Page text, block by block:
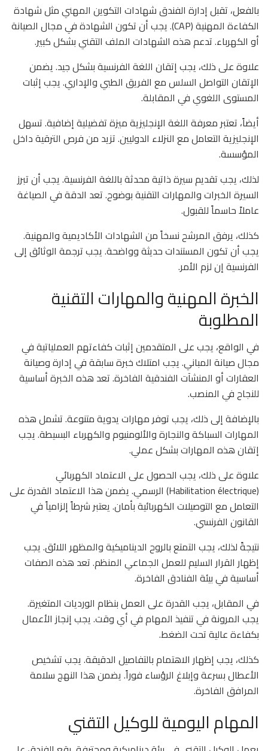
بالفعل، تقبل إدارة الفندق شهادات التكوين المهني مثل شهادة
الكفاءة المهنية (CAP). يجب أن تكون الشهادة في مجال الصيانة
أو الكهرباء. تدعم هذه الشهادات الملف التقني بشكل كبير.
علاوة على ذلك، يجب إتقان اللغة الفرنسية بشكل جيد. يضمن
الإتقان التواصل السلس مع الفريق الطبي والإداري. يجب إثبات
المستوى اللغوي في المقابلة.
أيضاً، تعتبر معرفة اللغة الإنجليزية ميزة تفضيلية إضافية. تسهل
الإنجليزية التعامل مع النزلاء الدوليين. تزيد من فرص الترقية داخل
المؤسسة.
لذلك، يجب تقديم سيرة ذاتية محدثة باللغة الفرنسية. يجب أن تبرز
السيرة الخبرات والمهارات التقنية بوضوح. تعد الدقة في الصياغة
عاملاً حاسماً للقبول.
كذلك، يرفق المرشح نسخاً من الشهادات الأكاديمية والمهنية.
يجب أن تكون المستندات حديثة وواضحة. يجب ترجمة الوثائق إلى
الفرنسية إن لزم الأمر.
الخبرة المهنية والمهارات التقنية
المطلوبة
في الواقع، يجب على المتقدمين إثبات كفاءتهم العملياتية في
مجال صيانة المباني. يجب امتلاك خبرة سابقة في إدارة وصيانة
العقارات أو المنشآت الفندقية الفاخرة. تعد هذه الخبرة أساسية
للنجاح في المنصب.
بالإضافة إلى ذلك، يجب توفر مهارات يدوية متنوعة. تشمل هذه
المهارات السباكة والنجارة والألومنيوم والكهرباء البسيطة. يجب
إتقان هذه المهارات بشكل عملي.
علاوة على ذلك، يجب الحصول على الاعتماد الكهربائي
(Habilitation électrique) الرسمي. يضمن هذا الاعتماد القدرة على
التعامل مع التوصيلات الكهربائية بأمان. يعتبر شرطاً إلزامياً في
القانون الفرنسي.
نتيجةً لذلك، يجب التمتع بالروح الديناميكية والمظهر اللائق. يجب
إظهار القرار السليم للعمل الجماعي المنظم. تعد هذه الصفات
أساسية في بيئة الفنادق الفاخرة.
في المقابل، يجب القدرة على العمل بنظام الورديات المتغيرة.
يجب المرونة في تنفيذ المهام في أي وقت. يجب إنجاز الأعمال
بكفاءة عالية تحت الضغط.
كذلك، يجب إظهار الاهتمام بالتفاصيل الدقيقة. يجب تشخيص
الأعطال بسرعة وإبلاغ الرؤساء فوراً. يضمن هذا النهج سلامة
المرافق الفاخرة.
المهام اليومية للوكيل التقني